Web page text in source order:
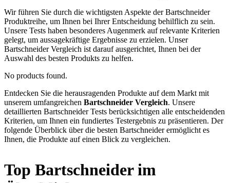
Wir führen Sie durch die wichtigsten Aspekte der Bartschneider
Produktreihe, um Ihnen bei Ihrer Entscheidung behilflich zu sein.
Unsere Tests haben besonderes Augenmerk auf relevante Kriterien
gelegt, um aussagekräftige Ergebnisse zu erzielen. Unser
Bartschneider Vergleich ist darauf ausgerichtet, Ihnen bei der
Auswahl des besten Produkts zu helfen.
No products found.
Entdecken Sie die herausragenden Produkte auf dem Markt mit
unserem umfangreichen Bartschneider Vergleich. Unsere
detaillierten Bartschneider Tests berücksichtigen alle entscheidenden
Kriterien, um Ihnen ein fundiertes Testergebnis zu präsentieren. Der
folgende Überblick über die besten Bartschneider ermöglicht es
Ihnen, die Produkte auf einen Blick zu vergleichen.
Top Bartschneider im